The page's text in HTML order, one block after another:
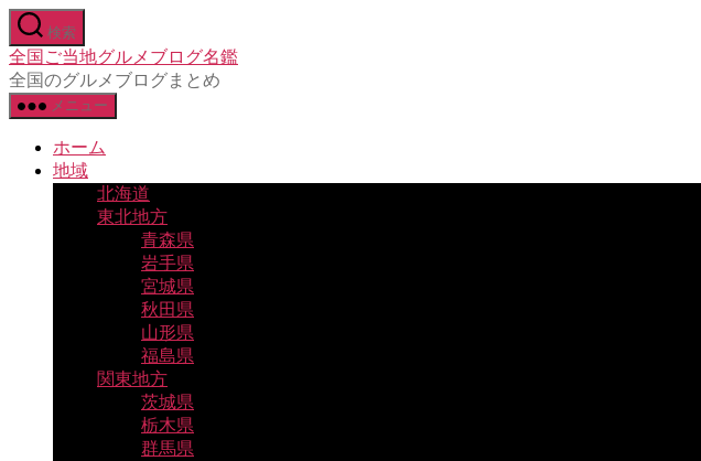
コ
ン
テ
ン
ツ
検索
全国ご当地グルメブログ名鑑
全国のグルメブログまとめ
メニュー
ホーム
地域
北海道
東北地方
青森県
岩手県
宮城県
秋田県
山形県
福島県
関東地方
茨城県
栃木県
群馬県